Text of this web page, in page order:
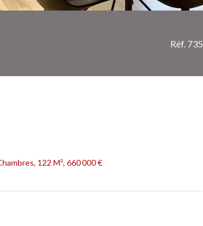
Réf. 735
122 M², 660 000 €